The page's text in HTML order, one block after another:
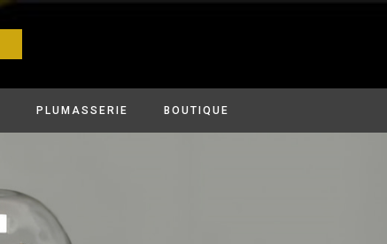
PLUMASSERIE BOUTIQUE